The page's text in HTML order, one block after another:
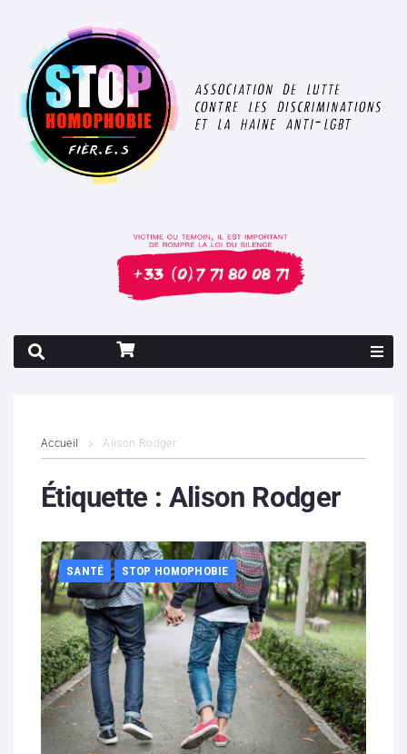
Contenus litigieux
Boutique
Partenaires
Contacts
Hébergement solidaire
Accueil Alison Rodger
Étiquette : Alison Rodger
SANTÉ STOP HOMOPHOBIE